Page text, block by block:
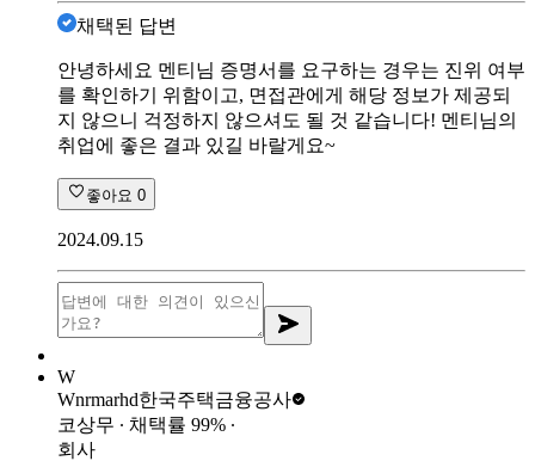
채택된 답변
안녕하세요 멘티님 증명서를 요구하는 경우는 진위 여부
를 확인하기 위함이고, 면접관에게 해당 정보가 제공되
지 않으니 걱정하지 않으셔도 될 것 같습니다! 멘티님의
취업에 좋은 결과 있길 바랄게요~
좋아요 0
2024.09.15
W
Wnrmarhd한국주택금융공사
코상무 ∙ 채택률 99% ∙
회사